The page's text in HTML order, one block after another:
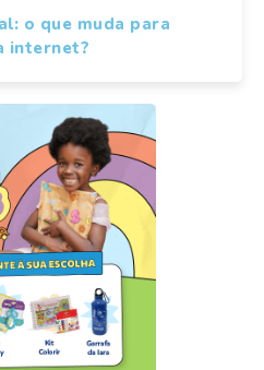
o que muda para
internet?